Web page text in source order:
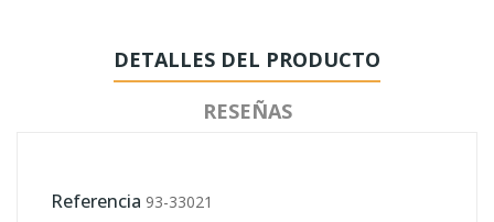
DETALLES DEL PRODUCTO
RESEÑAS
Referencia 93-33021